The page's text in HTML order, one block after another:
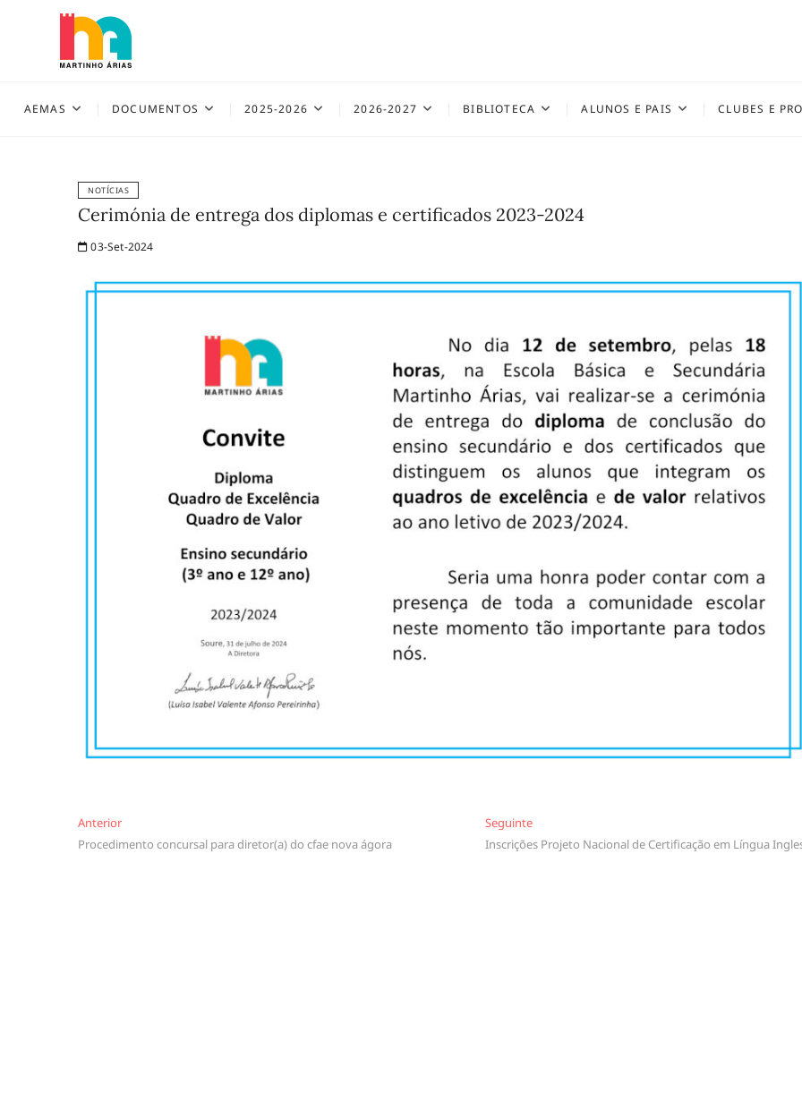
AEMAS DOCUMENTOS 2025-2026 2026-2027 BIBLIOTECA ALUNOS E PAIS CLUBES E
NOTÍCIAS
Cerimónia de entrega dos diplomas e certificados 2023-2024
03-Set-2024
Navegação
de
AnteriorAnterior
Procedimento concursal para diretor(a) do cfae nova ágora
SeguinteSeguinte
Inscrições Projeto Nacional de Certificação em Língua